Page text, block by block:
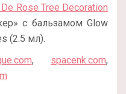
Rose Tree Decoration
с бальзамом Glow
(2.5 мл).
, spacenk.com,